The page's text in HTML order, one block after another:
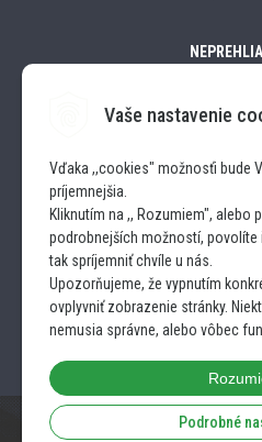
Vaše nastavenie
Vďaka ,,cookies" možnosťi bude
príjemnejšia.
Kliknutím na ,, Rozumiem", alebo
podrobnejších možností, povolíte
tak spríjemniť chvíle u nás.
Upozorňujeme, že vypnutím
ovplyvniť zobrazenie stránky.
nemusia správne, alebo vôbec
Podrobné